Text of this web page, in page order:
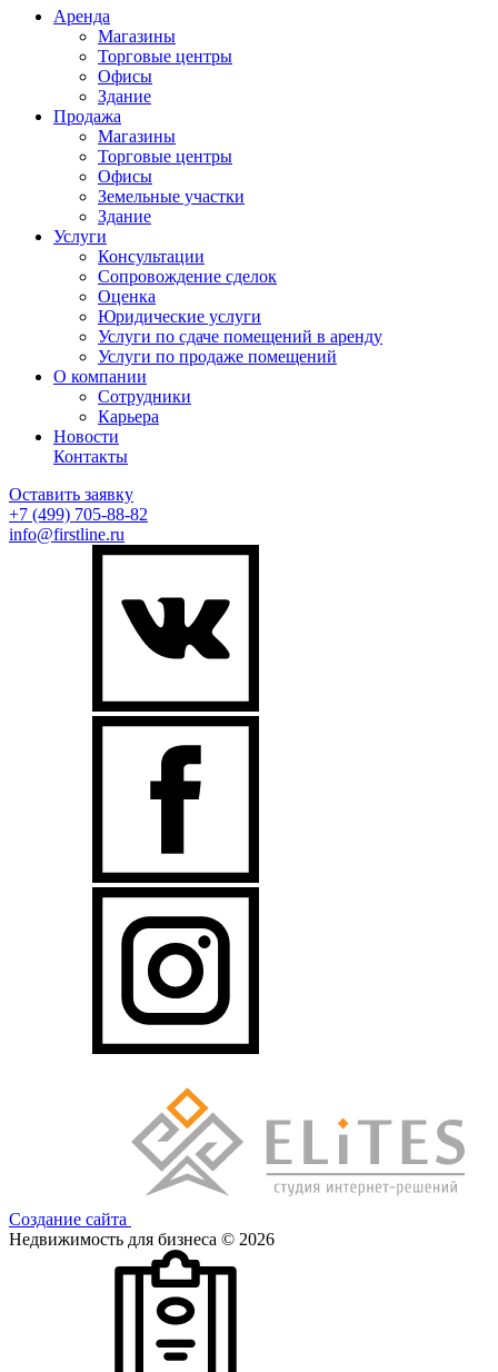
Аренда
Магазины
Торговые центры
Офисы
Здание
Продажа
Магазины
Торговые центры
Офисы
Земельные участки
Здание
Услуги
Консультации
Сопровождение сделок
Оценка
Юридические услуги
Услуги по сдаче помещений в аренду
Услуги по продаже помещений
О компании
Сотрудники
Карьера
Новости
Контакты
Оставить заявку
+7 (499) 705-88-82
info@firstline.ru
Создание сайта
Недвижимость для бизнеса © 2026